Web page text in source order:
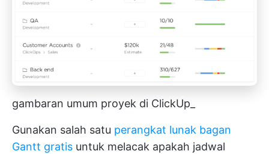
gambaran umum proyek di ClickUp_
Gunakan salah satu perangkat lunak bagan
Gantt gratis untuk melacak apakah jadwal